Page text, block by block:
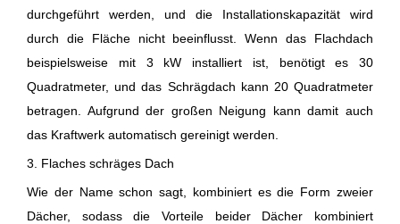
durchgeführt werden, und die Installationskapazität wird
durch die Fläche nicht beeinflusst. Wenn das Flachdach
beispielsweise mit 3 kW installiert ist, benötigt es 30
Quadratmeter, und das Schrägdach kann 20 Quadratmeter
betragen. Aufgrund der großen Neigung kann damit auch
das Kraftwerk automatisch gereinigt werden.
3. Flaches schräges Dach
Wie der Name schon sagt, kombiniert es die Form zweier
Dächer, sodass die Vorteile beider Dächer kombiniert